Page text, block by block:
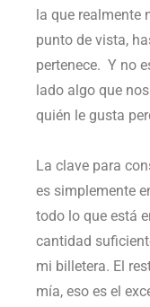
la que realmente
punto de vista,
pertenece. Y no
lado algo que
quién le gusta
La clave para
es simplemente
todo lo que está
cantidad
mi billetera. El
mía, eso es el